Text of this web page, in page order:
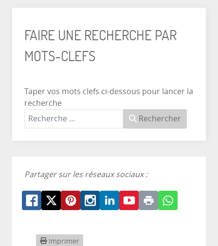
FAIRE UNE RECHERCHE PAR
MOTS-CLEFS
Taper vos mots clefs ci-dessous pour lancer la
recherche
Rechercher
Partager sur les réseaux sociaux :
Imprimer